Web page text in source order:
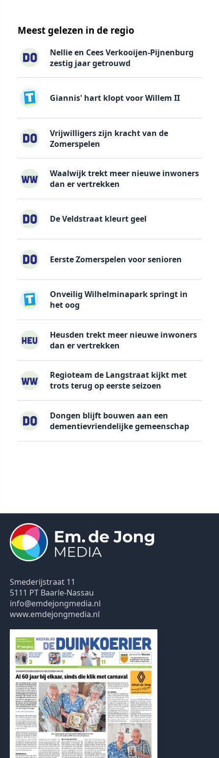
Meest gelezen in de regio
Nellie en Cees Verkooijen-Pijnenburg
zestig jaar getrouwd
Giannis' hart klopt voor Willem II
Vrijwilligers zijn kracht van de
Zomerspelen
Waalwijk trekt meer nieuwe inwoners
dan er vertrekken
De Veldstraat kleurt geel
Eerste Zomerspelen voor senioren
Onveilig Wilhelminapark springt in
het oog
Heusden trekt meer nieuwe inwoners
dan er vertrekken
Regioteam de Langstraat kijkt met
trots terug op eerste seizoen
Dongen blijft bouwen aan een
dementievriendelijke gemeenschap
Smederijstraat 11
5111 PT Baarle-Nassau
info@emdejongmedia.nl
www.emdejongmedia.nl